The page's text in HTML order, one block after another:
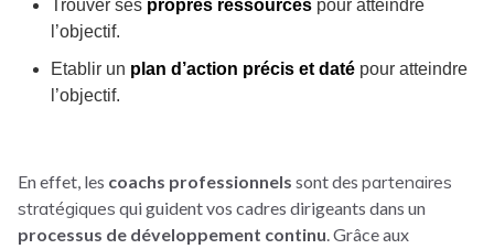
Trouver ses propres ressources pour atteindre
l’objectif.
Etablir un plan d’action précis et daté pour atteindre
l’objectif.
En effet, les coachs professionnels sont des partenaires
stratégiques qui guident vos cadres dirigeants dans un
processus de développement continu. Grâce aux